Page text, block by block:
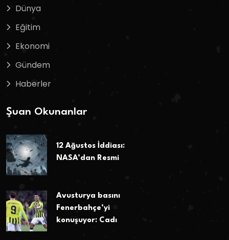
Dünya
Eğitim
Ekonomi
Gündem
Haberler
Şuan Okunanlar
12 Ağustos İddiası:
NASA’dan Resmi
Avusturya basını
Fenerbahçe’yi
konuşuyor: Cadı